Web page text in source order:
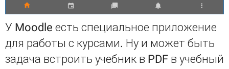
У Moodle есть специальное приложение
для работы с курсами. Ну и может быть
задача встроить учебник в PDF в учебный